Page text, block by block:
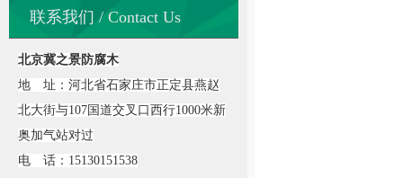
联系我们 / Contact Us
北京冀之景防腐木
地 址：河北省石家庄市正定县燕赵
北大街与107国道交叉口西行1000米新
奥加气站对过
电 话：15130151538